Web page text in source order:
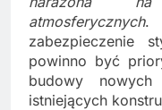
atmosferycznych.
zabezpieczenie
powinno być
budowy
istniejących